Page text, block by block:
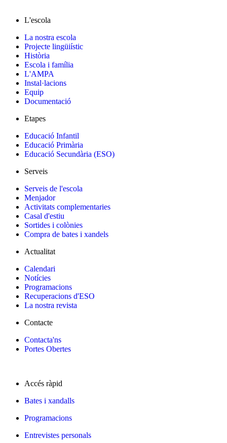
L'escola
La nostra escola
Projecte lingüiístic
Història
Escola i família
L'AMPA
Instal·lacions
Equip
Documentació
Etapes
Educació Infantil
Educació Primària
Educació Secundària (ESO)
Serveis
Serveis de l'escola
Menjador
Activitats complementaries
Casal d'estiu
Sortides i colònies
Compra de bates i xandels
Actualitat
Calendari
Notícies
Programacions
Recuperacions d'ESO
La nostra revista
Contacte
Contacta'ns
Portes Obertes
Accés ràpid
Bates i xandalls
Programacions
Entrevistes personals